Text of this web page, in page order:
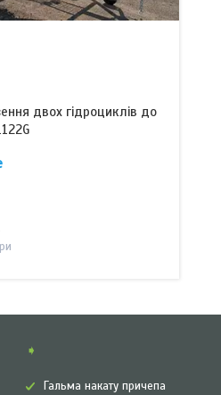
двох гідроциклів до
➧
Гальма накату причепа